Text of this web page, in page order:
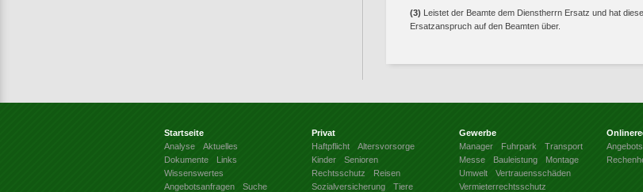
(3) Leistet der Beamte dem Dienstherrn Ersatz und hat
Ersatzanspruch auf den Beamten über.
Startseite
Analyse
Aktuelles
Dokumente
Links
Wissenswertes
Angebotsanfragen
Suche
Privat
Haftpflicht
Altersvorsorge
Kinder
Senioren
Rechtsschutz
Reisen
Sozialversicherung
Tiere
Gewerbe
Manager
Fuhrpark
Transport
Messe
Bauleistung
Montage
Umwelt
Vertrauensschäden
Vermieterrechtsschutz